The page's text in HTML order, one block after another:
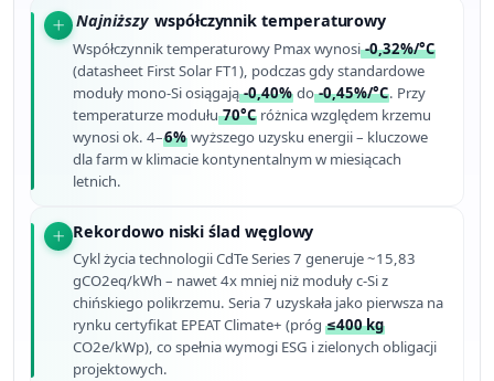
Najniższy współczynnik temperaturowy
Współczynnik temperaturowy Pmax wynosi-0,32%/°C
(datasheet First Solar FT1), podczas gdy standardowe
moduły mono-Si osiągają-0,40% do-0,45%/°C. Przy
temperaturze modułu70°C różnica względem krzemu
wynosi ok. 4–6% wyższego uzysku energii – kluczowe
dla farm w klimacie kontynentalnym w miesiącach
letnich.
Rekordowo niski ślad węglowy
Cykl życia technologii CdTe Series 7 generuje ~15,83
gCO2eq/kWh – nawet 4x mniej niż moduły c-Si z
chińskiego polikrzemu. Seria 7 uzyskała jako pierwsza na
rynku certyfikat EPEAT Climate+ (próg≤400 kg
CO2e/kWp), co spełnia wymogi ESG i zielonych obligacji
projektowych.